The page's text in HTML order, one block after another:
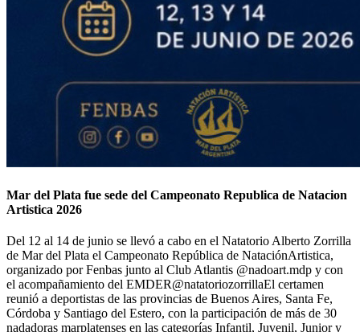
Mar del Plata fue sede del Campeonato Republica de Natacion
Artistica 2026
Del 12 al 14 de junio se llevó a cabo en el Natatorio Alberto Zorrilla
de Mar del Plata el Campeonato República de NataciónArtistica,
organizado por Fenbas junto al Club Atlantis @nadoart.mdp y con
el acompañamiento del EMDER@natatoriozorrillaEl certamen
reunió a deportistas de las provincias de Buenos Aires, Santa Fe,
Córdoba y Santiago del Estero, con la participación de más de 30
nadadoras marplatenses en las categorías Infantil, Juvenil, Junior y